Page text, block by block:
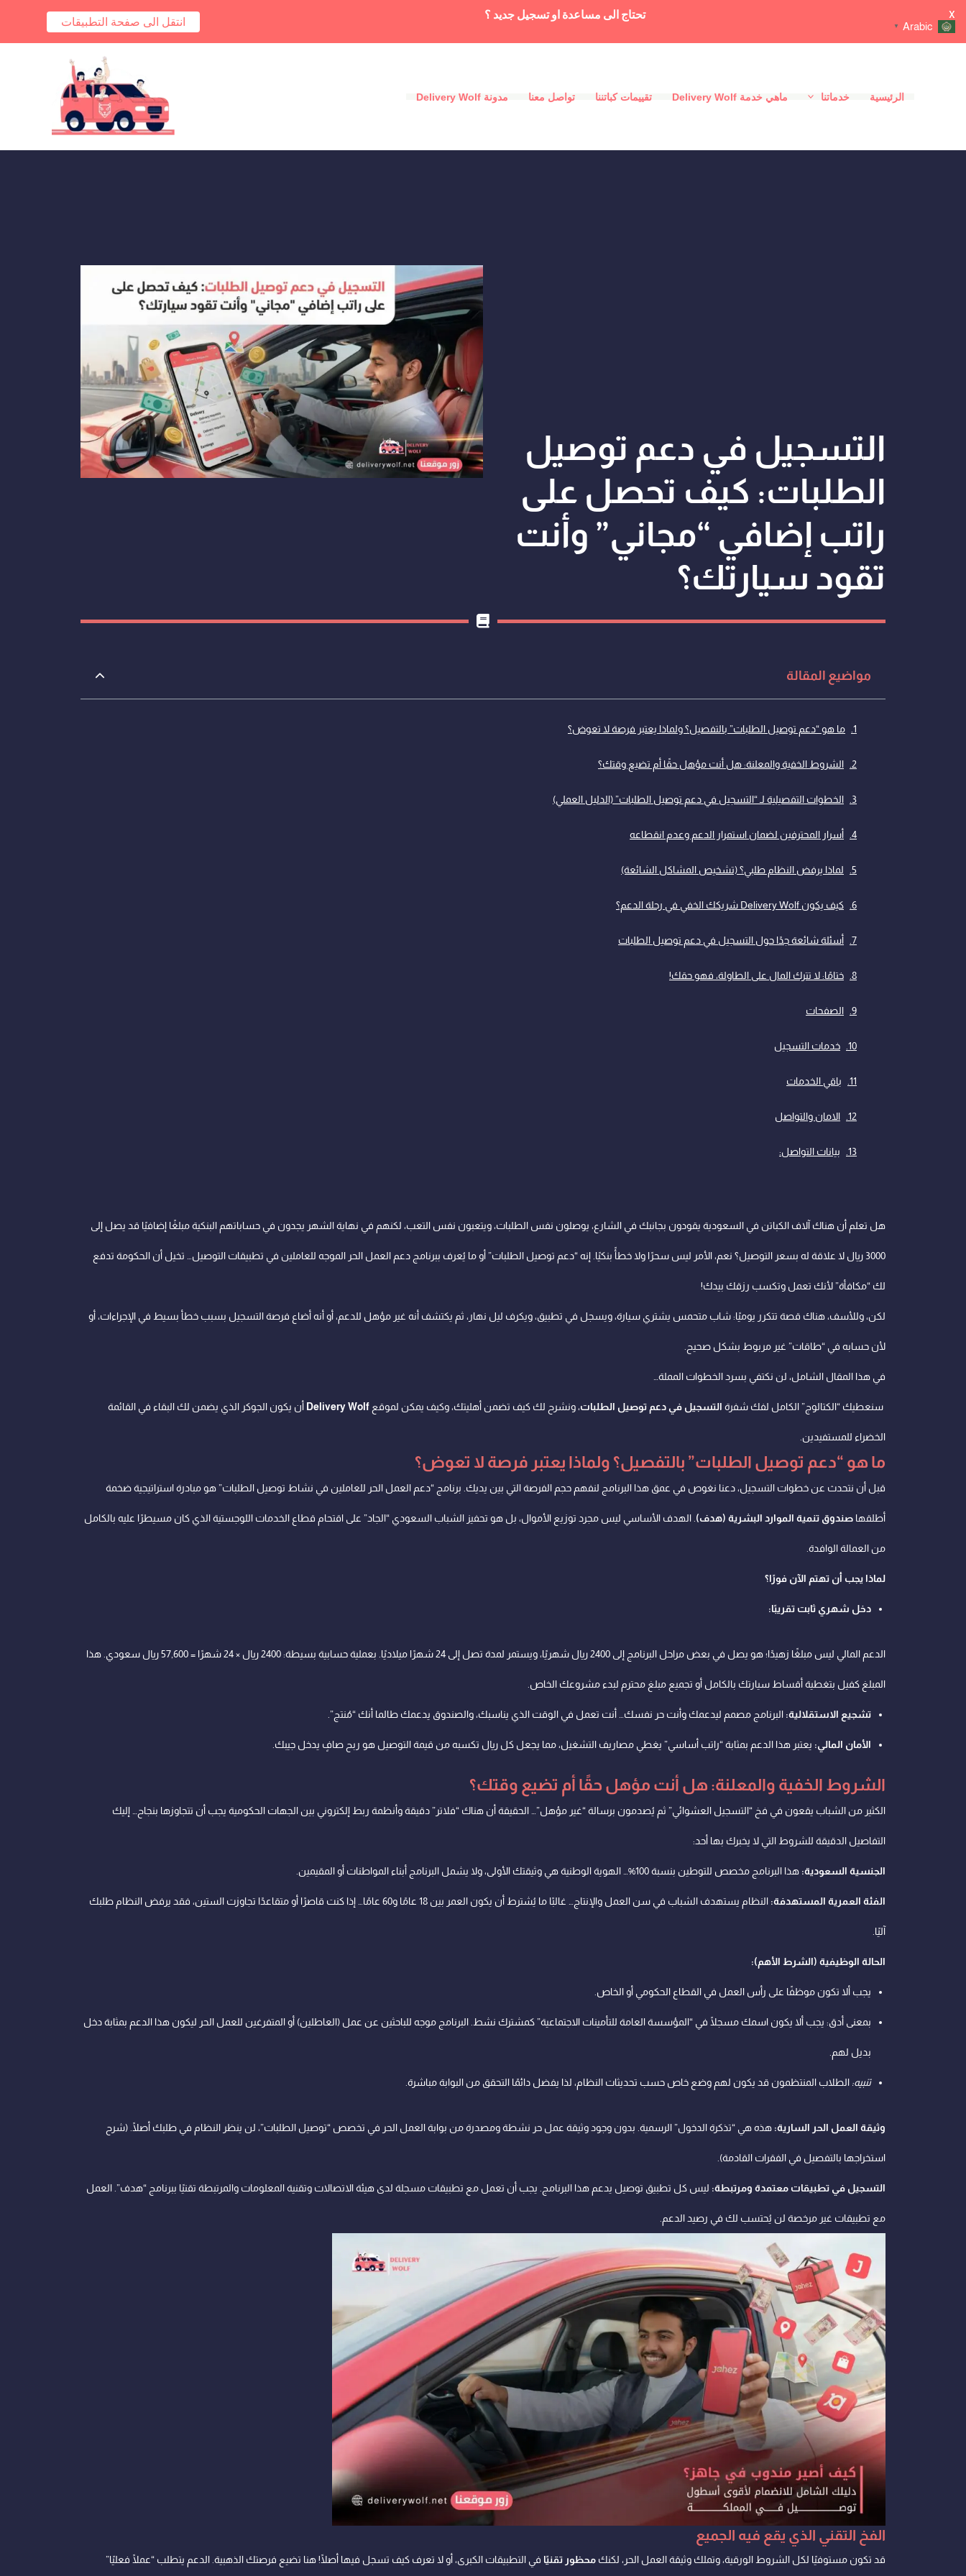
الرئيسية خدماتنا ماهي خدمة Delivery Wolf تقييمات كباتننا تواصل معنا مدونة Delivery Wolf
التسجيل في دعم توصيل
الطلبات: كيف تحصل على
راتب إضافي “مجاني” وأنت
تقود سيارتك؟
مواضيع المقالة
ما هو “دعم توصيل الطلبات” بالتفصيل؟ ولماذا يعتبر فرصة لا تعوض؟
الشروط الخفية والمعلنة: هل أنت مؤهل حقًا أم تضيع وقتك؟
الخطوات التفصيلية لـ “التسجيل في دعم توصيل الطلبات” (الدليل العملي)
أسرار المحترفين لضمان استمرار الدعم وعدم انقطاعه
لماذا يرفض النظام طلبي؟ (تشخيص المشاكل الشائعة)
كيف يكون Delivery Wolf شريكك الخفي في رحلة الدعم؟
أسئلة شائعة جدًا حول التسجيل في دعم توصيل الطلبات
ختامًا: لا تترك المال على الطاولة، فهو حقك!
الصفحات
خدمات التسجيل
باقي الخدمات
الامان والتواصل
بيانات التواصل:
هل تعلم أن هناك آلاف الكباتن في السعودية يقودون بجانبك في الشارع، يوصلون نفس الطلبات، ويتعبون نفس التعب، لكنهم في نهاية الشهر يجدون في حساباتهم البنكية مبلغًا إضافيًا قد يصل إلى
3000 ريال لا علاقة له بسعر التوصيل؟ نعم، الأمر ليس سحرًا ولا خطأً بنكيًا. إنه “دعم توصيل الطلبات” أو ما يُعرف ببرنامج دعم العمل الحر الموجه للعاملين في تطبيقات التوصيل … تخيل أن الحكومة تدفع
لك “مكافأة” لأنك تعمل وتكسب رزقك بيدك!
لكن، وللأسف، هناك قصة تتكرر يوميًا: شاب متحمس يشتري سيارة، ويسجل في تطبيق، ويكرف ليل نهار، ثم يكتشف أنه غير مؤهل للدعم، أو أنه أضاع فرصة التسجيل بسبب خطأ بسيط في الإجراءات، أو
لأن حسابه في “طاقات” غير مربوط بشكل صحيح.
في هذا المقال الشامل، لن نكتفي بسرد الخطوات المملة…
سنعطيك “الكتالوج” الكامل لفك شفرة التسجيل في دعم توصيل الطلبات، ونشرح لك كيف تضمن أهليتك، وكيف يمكن لموقع Delivery Wolf أن يكون الجوكر الذي يضمن لك البقاء في القائمة
الخضراء للمستفيدين.
ما هو “دعم توصيل الطلبات” بالتفصيل؟ ولماذا يعتبر فرصة لا تعوض؟
قبل أن نتحدث عن خطوات التسجيل، دعنا نغوص في عمق هذا البرنامج لنفهم حجم الفرصة التي بين يديك. برنامج “دعم العمل الحر للعاملين في نشاط توصيل الطلبات” هو مبادرة استراتيجية ضخمة
أطلقها صندوق تنمية الموارد البشرية (هدف) . الهدف الأساسي ليس مجرد توزيع الأموال، بل هو تحفيز الشباب السعودي “الجاد” على اقتحام قطاع الخدمات اللوجستية الذي كان مسيطرًا عليه بالكامل
من العمالة الوافدة.
لماذا يجب أن تهتم الآن فورًا؟
دخل شهري ثابت تقريبًا:
الدعم المالي ليس مبلغًا زهيدًا؛ هو يصل في بعض مراحل البرنامج إلى 2400 ريال شهريًا، ويستمر لمدة تصل إلى 24 شهرًا ميلاديًا. بعملية حسابية بسيطة: 2400 ريال × 24 شهرًا = 57,600 ريال سعودي. هذا
المبلغ كفيل بتغطية أقساط سيارتك بالكامل أو تجميع مبلغ محترم لبدء مشروعك الخاص.
تشجيع الاستقلالية: البرنامج مصمم ليدعمك وأنت حر نفسك… أنت تعمل في الوقت الذي يناسبك، والصندوق يدعمك طالما أنك “مُنتج”.
الأمان المالي: يعتبر هذا الدعم بمثابة “راتب أساسي” يغطي مصاريف التشغيل، مما يجعل كل ريال تكسبه من قيمة التوصيل هو ربح صافٍ يدخل جيبك.
الشروط الخفية والمعلنة: هل أنت مؤهل حقًا أم تضيع وقتك؟
الكثير من الشباب يقعون في فخ “التسجيل العشوائي” ثم يُصدمون برسالة “غير مؤهل”… الحقيقة أن هناك “فلاتر” دقيقة وأنظمة ربط إلكتروني بين الجهات الحكومية يجب أن تتجاوزها بنجاح… إليك
التفاصيل الدقيقة للشروط التي لا يخبرك بها أحد:
الجنسية السعودية: هذا البرنامج مخصص للتوطين بنسبة 100%… الهوية الوطنية هي وثيقتك الأولى، ولا يشمل البرنامج أبناء المواطنات أو المقيمين.
الفئة العمرية المستهدفة: النظام يستهدف الشباب في سن العمل والإنتاج… غالبًا ما يُشترط أن يكون العمر بين 18 عامًا و60 عامًا… إذا كنت قاصرًا أو متقاعدًا تجاوزت الستين، فقد يرفض النظام طلبك
آليًا.
الحالة الوظيفية (الشرط الأهم):
يجب ألا تكون موظفًا على رأس العمل في القطاع الحكومي أو الخاص.
بمعنى أدق: يجب ألا يكون اسمك مسجلًا في “المؤسسة العامة للتأمينات الاجتماعية” كمشترك نشط. البرنامج موجه للباحثين عن عمل (العاطلين) أو المتفرغين للعمل الحر ليكون هذا الدعم بمثابة دخل
بديل لهم.
تنبيه: الطلاب المنتظمون قد يكون لهم وضع خاص حسب تحديثات النظام، لذا يفضل دائمًا التحقق من البوابة مباشرة.
وثيقة العمل الحر السارية: هذه هي “تذكرة الدخول” الرسمية. بدون وجود وثيقة عمل حر نشطة ومصدرة من بوابة العمل الحر في تخصص “توصيل الطلبات”، لن ينظر النظام في طلبك أصلًا. (شرح
استخراجها بالتفصيل في الفقرات القادمة).
التسجيل في تطبيقات معتمدة ومرتبطة: ليس كل تطبيق توصيل يدعم هذا البرنامج. يجب أن تعمل مع تطبيقات مسجلة لدى هيئة الاتصالات وتقنية المعلومات والمرتبطة تقنيًا ببرنامج “هدف”. العمل
مع تطبيقات غير مرخصة لن يُحتسب لك في رصيد الدعم.
الفخ التقني الذي يقع فيه الجميع
قد تكون مستوفيًا لكل الشروط الورقية، وتملك وثيقة العمل الحر، لكنك محظور تقنيًا في التطبيقات الكبرى، أو لا تعرف كيف تسجل فيها أصلًا! هنا تضيع فرصتك الذهبية. الدعم يتطلب “عملًا فعليًا”
Arabic
▼
تحتاج الى مساعدة او تسجيل جديد ؟ انتقل الى صفحة التطبيقات X